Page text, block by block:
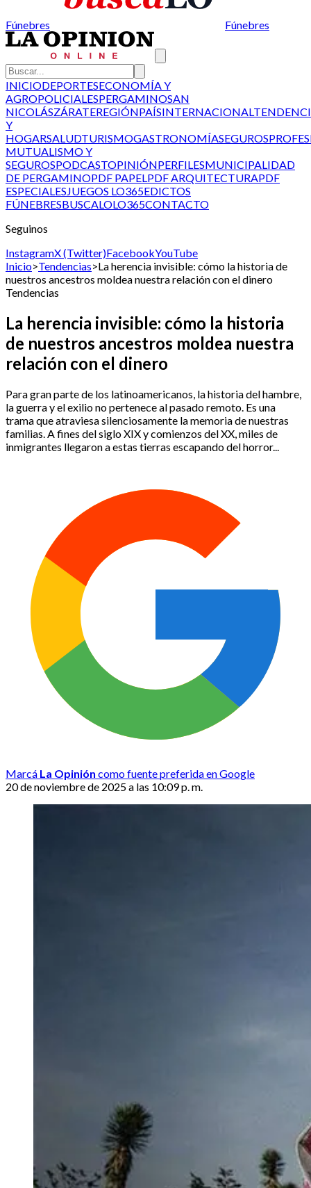
Fúnebres Fúnebres
INICIODEPORTESECONOMÍA Y
AGROPOLICIALESPERGAMINOSAN
NICOLÁSZÁRATEREGIÓNPAÍSINTERNACIONAL
Y
HOGARSALUDTURISMOGASTRONOMÍASEGUROS
MUTUALISMO Y
SEGUROSPODCASTOPINIÓNPERFILESMUNICIPALIDAD
DE PERGAMINOPDF PAPELPDF ARQUITECTURAPDF
ESPECIALESJUEGOS LO365EDICTOS
FÚNEBRESBUSCALOLO365CONTACTO
Seguinos
InstagramX (Twitter)FacebookYouTube
Inicio>Tendencias>La herencia invisible: cómo la historia de
nuestros ancestros moldea nuestra relación con el dinero
Tendencias
La herencia invisible: cómo la historia
de nuestros ancestros moldea nuestra
relación con el dinero
Para gran parte de los latinoamericanos, la historia del hambre,
la guerra y el exilio no pertenece al pasado remoto. Es una
trama que atraviesa silenciosamente la memoria de nuestras
familias. A fines del siglo XIX y comienzos del XX, miles de
inmigrantes llegaron a estas tierras escapando del horror...
Marcá La Opinión como fuente preferida en Google
20 de noviembre de 2025 a las 10:09 p. m.